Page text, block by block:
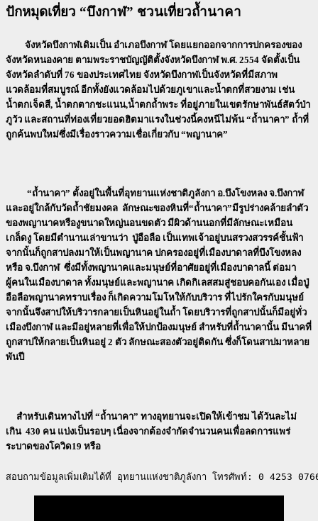
ปักหมุดเที่ยว “บึงกาฬ” ชวนเที่ยวถ้ำนาคา
จังหวัดบึงกาฬเดิมเป็น อำเภอบึงกาฬ โดยแยกออกจากการปกครองของ
จังหวัดหนองคาย ตามพระราชบัญญัติตั้งจังหวัดบึงกาฬ พ.ศ. 2554 จัดตั้งเป็น
จังหวัดลำดับที่ 76 ของประเทศไทย จังหวัดบึงกาฬเป็นจังหวัดที่มีสภาพ
แวดล้อมที่สมบูรณ์ อีกทั้งยังแวดล้อมไปด้วยภูเขาและน้ำตกที่สวยงาม เช่น
น้ำตกเจ็ดสี, น้ำตกตากชะแนน,น้ำตกถ้ำพระ ที่อยู่ภายในเขตรักษาพันธ์สัตว์ป่า
ภูวัว และสถานที่ท่องเที่ยวยอดฮิตมาแรงในช่วงนี้คงหนีไม่พ้น “ถ้ำนาคา” ถ้ำที่
ถูกค้นพบใหม่ซึ่งมีเรื่องราวความเชื่อเกี่ยวกับ “พญานาค”
“ถ้ำนาคา” ตั้งอยู่ในพื้นที่อุทยานแห่งชาติภูลังกา อ.บึงโขงหลง จ.บึงกาฬ
และอยู่ใกล้กับวัดถ้ำชัยมงคล ลักษณะของหินที่“ถ้ำนาคา”มีรูปร่างคล้ายลำตัว
ของพญานาคหรืองูขนาดใหญ่นอนขดตัว มีผิวด้านนอกที่มีลักษณะเหมือน
เกล็ดงู โดยมีตำนานเล่าขานว่า ปู่อือลือ เป็นเทพเจ้าอยู่บนสรวงสวรรค์ชั้นฟ้า
จากนั้นก็ถูกสาปลงมาให้เป็นพญานาค ปกครองอยู่ที่เมืองบาดาลที่บึงโขงหลง
หรือ จ.บึงกาฬ ซึ่งมีทั้งพญานาคและมนุษย์ที่อาศัยอยู่ที่เมืองบาดาลนี้ ต่อมา
ผู้คนในเมืองบาดาล ทั้งมนุษย์และพญานาค เกิดกิเลสสมสู่ชอบคอกันเอง เมื่อปู่
อือลือพญานาคทราบเรื่อง ก็เกิดความโมโหให้กับบริวาร ที่ไปรักใครกับมนุษย์
จากนั้นจึงสาปให้บริวารกลายเป็นหินอยู่ในถ้ำ โดยบริวารที่ถูกสาปนั้นก็มีอยู่ทั่ว
เมืองบึงกาฬ และมีอยู่หลายที่เพื่อให้ปกป้องมนุษย์ สำหรับที่ถ้ำนาคานั้น มีนาคที่
ถูกสาปให้กลายเป็นหินอยู่ 2 ตัว ลักษณะสองตัวอยู่ติดกัน ซึ่งก็โดนสาปมาหลาย
พันปี
สำหรับเดินทางไปที่ “ถ้ำนาคา” ทางอุทยานจะเปิดให้เข้าชม ได้วันละไม่
เกิน 430 คน แบ่งเป็นรอบๆ เนื่องจากต้องจำกัดจำนวนคนเพื่อลดการแพร่
ระบาดของโควิด19 หรือ
สอบถามข้อมูลเพิ่มเติมได้ที่ อุทยานแห่งชาติภูลังกา โทรศัพท์: 0 4253